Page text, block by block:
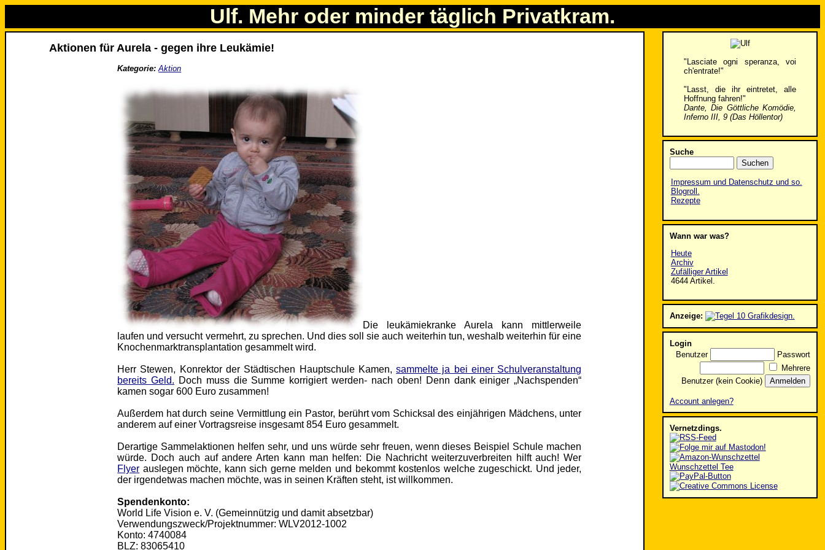
Ulf. Mehr oder minder täglich Privatkram.
Aktionen für Aurela - gegen ihre Leukämie!
Kategorie: Aktion
Die leukämiekranke Aurela kann mittlerweile
laufen und versucht vermehrt, zu sprechen. Und dies soll sie auch weiterhin tun, weshalb weiterhin für eine
Knochenmarktransplantation gesammelt wird.
Herr Stewen, Konrektor der Städtischen Hauptschule Kamen,sammelte ja bei einer Schulveranstaltung
bereits Geld. Doch muss die Summe korrigiert werden- nach oben! Denn dank einiger „Nachspenden“
kamen sogar 600 Euro zusammen!
Außerdem hat durch seine Vermittlung ein Pastor, berührt vom Schicksal des einjährigen Mädchens, unter
anderem auf einer Vortragsreise insgesamt 854 Euro gesammelt.
Derartige Sammelaktionen helfen sehr, und uns würde sehr freuen, wenn dieses Beispiel Schule machen
würde. Doch auch auf andere Arten kann man helfen: Die Nachricht weiterzuverbreiten hilft auch! Wer
Flyer auslegen möchte, kann sich gerne melden und bekommt kostenlos welche zugeschickt. Und jeder,
der irgendetwas machen möchte, was in seinen Kräften steht, ist willkommen.
Spendenkonto:
World Life Vision e. V. (Gemeinnützig und damit absetzbar)
Verwendungszweck/Projektnummer: WLV2012-1002
Konto: 4740084
BLZ: 83065410
"Lasciate ogni speranza, voi
ch'entrate!"
"Lasst, die ihr eintretet, alle
Hoffnung fahren!"
Dante, Die Göttliche Komödie,
Inferno III, 9 (Das Höllentor)
Suche
Impressum und Datenschutz und so.
Blogroll.
Rezepte
Wann war was?
Heute
Archiv
Zufälliger Artikel
4644 Artikel.
Anzeige:
Login
Benutzer
Passwort
Mehrere
Benutzer (kein Cookie)
Account anlegen?
Vernetzdings.
Wunschzettel Tee